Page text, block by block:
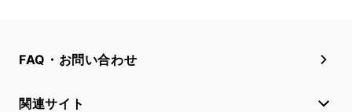
FAQ・お問い合わせ
関連サイト